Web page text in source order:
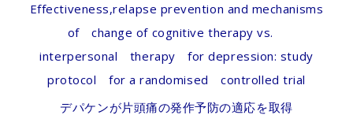
Effectiveness,relapse prevention and mechanisms
of change of cognitive therapy vs.
interpersonal therapy for depression: study
protocol for a randomised controlled trial
デパケンが片頭痛の発作予防の適応を取得